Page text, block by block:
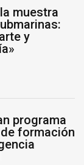
muestra
y
programa
formación